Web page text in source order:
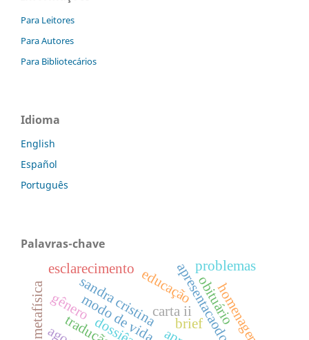
Para Leitores
Para Autores
Para Bibliotecários
Idioma
English
Español
Português
Palavras-chave
apresentacaodossie
tradução brief
carta ii
sandra cristina obituário
homenagem
metafísica modo de vida
educação
gênero
esclarecimento problemas